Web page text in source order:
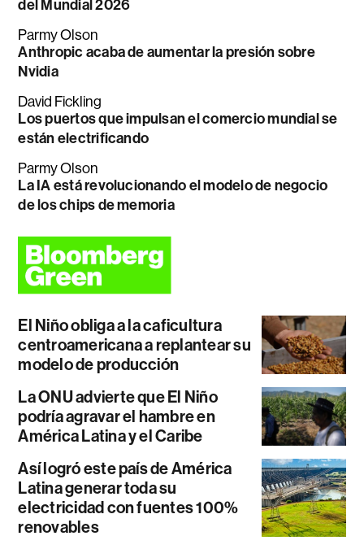
del Mundial 2026
Parmy Olson
Anthropic acaba de aumentar la presión sobre
Nvidia
David Fickling
Los puertos que impulsan el comercio mundial se
están electrificando
Parmy Olson
La IA está revolucionando el modelo de negocio
de los chips de memoria
El Niño obliga a la caficultura
centroamericana a replantear su
modelo de producción
La ONU advierte que El Niño
podría agravar el hambre en
América Latina y el Caribe
Así logró este país de América
Latina generar toda su
electricidad con fuentes 100%
renovables